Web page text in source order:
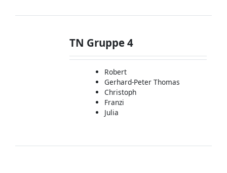
TN Gruppe 4
Robert
Gerhard-Peter Thomas
Christoph
Franzi
Julia